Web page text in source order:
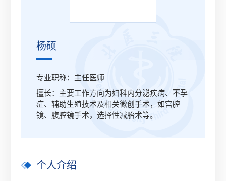
杨硕
专业职称：主任医师
擅长：主要工作方向为妇科内分泌疾病、不孕
症、辅助生殖技术及相关微创手术，如宫腔
镜、腹腔镜手术，选择性减胎术等。
个人介绍